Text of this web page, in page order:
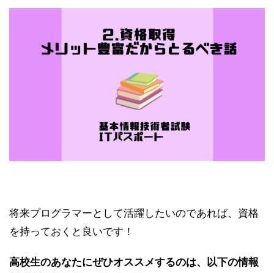
将来プログラマーとして活躍したいのであれば、資格
を持っておくと良いです！
高校生のあなたにぜひオススメするのは、以下の情報